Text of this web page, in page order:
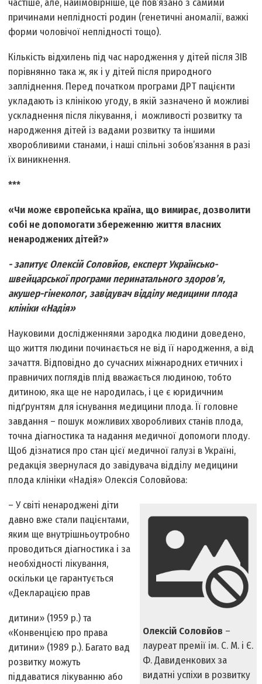
частіше, але, найімовірніше, це пов’язано з самими
причинами неплідності родин (генетичні аномалії, важкі
форми чоловічої неплідності тощо).
Кількість відхилень під час народження у дітей після ЗІВ
порівнянно така ж, як і у дітей після природного
запліднення. Перед початком програми ДРТ пацієнти
укладають із клінікою угоду, в якій зазначено й можливі
ускладнення після лікування, і можливості розвитку та
народження дітей із вадами розвитку та іншими
хворобливими станами, і наші спільні зобов’язання в разі
їх виникнення.
***
«Чи може європейська країна, що вимирає, дозволити
собі не допомогати збереженню життя власних
ненароджених дітей?»
- запитує Олексій Соловйов, експерт Українсько-
швейцарської програми перинатального здоров’я,
акушер-гінеколог, завідувач відділу медицини плода
клініки «Надія»
Науковими дослідженнями зародка людини доведено,
що життя людини починається не від її народження, а від
зачаття. Відповідно до сучасних міжнародних етичних і
правничих поглядів плід вважається людиною, тобто
дитиною, яка ще не народилась, і це є юридичним
підґрунтям для існування медицини плода. Її головне
завдання – пошук можливих хворобливих станів плода,
точна діагностика та надання медичної допомоги плоду.
Щоб дізнатися про стан цієї медичної галузі в Україні,
редакція звернулася до завідувача відділу медицини
плода клініки «Надія» Олексія Соловйова:
Олексій Соловйов –
лауреат премії ім. С. М. і Є.
Ф. Давиденкових за
видатні успіхи в розвитку
– У світі ненароджені діти
давно вже стали пацієнтами,
яким ще внутрішньоутробно
проводиться діагностика і за
необхідності лікування,
оскільки це гарантується
«Декларацією прав
дитини» (1959 р.) та
«Конвенцією про права
дитини» (1989 р.). Багато вад
розвитку можуть
піддаватися лікуванню або